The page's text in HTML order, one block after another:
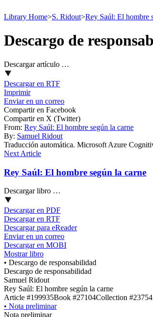
Library Home>S. Ridout>Rey Saúl: El hombre
Descargo de
Descargar artículo …
Descargar en RTF
Imprimir
Enviar en un correo
Compartir en Facebook
Compartir en X (Twitter)
From: Rey Saúl: El hombre según la carne
By: Samuel Ridout
Traducción automática. Microsoft Azure
Next Article
Rey Saúl: El hombre según la carne
Descargar libro …
Descargar en PDF
Descargar en RTF
Descargar para eReader
Enviar en un correo
Descargar en MOBI
Mostrar libro
• Descargo de responsabilidad
Descargo de responsabilidad
Samuel Ridout
Rey Saúl: El hombre según la carne
Article #199935Book #27104Collection #23754
• Nota preliminar
Nota preliminar